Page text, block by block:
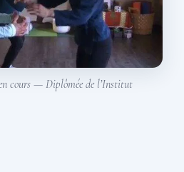
cours — Diplômée de l’Institut